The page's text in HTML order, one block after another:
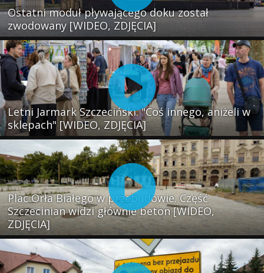
Ostatni moduł pływającego doku został
zwodowany [WIDEO, ZDJĘCIA]
Letni Jarmark Szczeciński. "Coś innego, aniżeli w
sklepach" [WIDEO, ZDJĘCIA]
Plac Orła Białego w przebudowie. Część
Szczecinian widzi głównie beton [WIDEO,
ZDJĘCIA]